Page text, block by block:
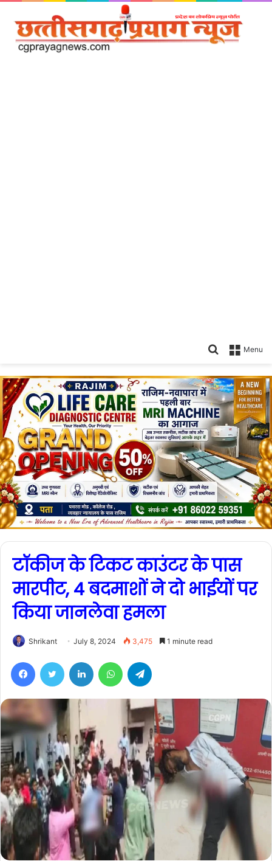
Menu
Search
टॉकीज के टिकट काउंटर के पास
मारपीट, 4 बदमाशों ने दो भाईयों पर
किया जानलेवा हमला
Shrikant July 8, 2024 3,475 1 minute read